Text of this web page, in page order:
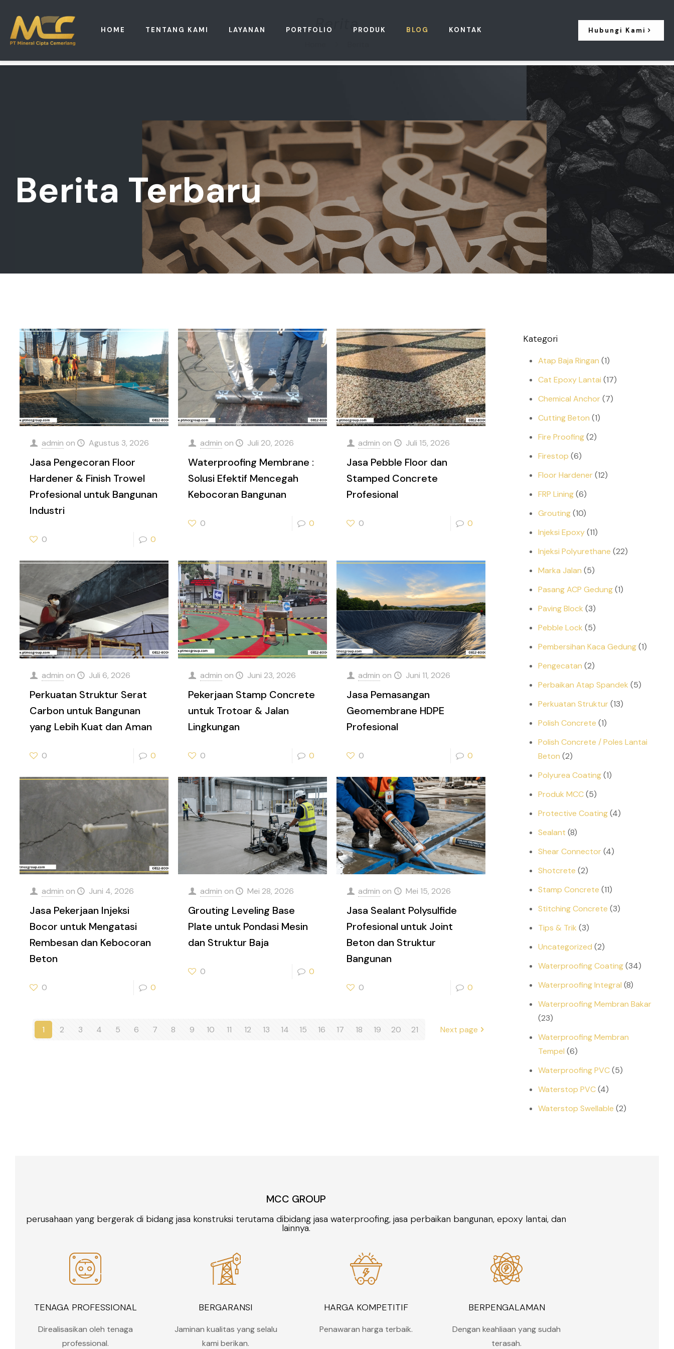
HOME TENTANG KAMI LAYANAN PORTFOLIO PRODUK BLOG KONTAK Hubungi Kami
Berita
Berita Terbaru
admin on Agustus 3, 2026
Jasa Pengecoran Floor
Hardener & Finish Trowel
Profesional untuk Bangunan
Industri
0 0
admin on Juli 20, 2026
Waterproofing Membrane :
Solusi Efektif Mencegah
Kebocoran Bangunan
0 0
admin on Juli 15, 2026
Jasa Pebble Floor dan
Stamped Concrete
Profesional
0 0
admin on Juli 6, 2026
Perkuatan Struktur Serat
Carbon untuk Bangunan
yang Lebih Kuat dan Aman
0 0
admin on Juni 23, 2026
Pekerjaan Stamp Concrete
untuk Trotoar & Jalan
Lingkungan
0 0
admin on Juni 11, 2026
Jasa Pemasangan
Geomembrane HDPE
Profesional
0 0
admin on Juni 4, 2026
Jasa Pekerjaan Injeksi
Bocor untuk Mengatasi
Rembesan dan Kebocoran
Beton
0 0
admin on Mei 28, 2026
Grouting Leveling Base
Plate untuk Pondasi Mesin
dan Struktur Baja
0 0
admin on Mei 15, 2026
Jasa Sealant Polysulfide
Profesional untuk Joint
Beton dan Struktur
Bangunan
0 0
1 2 3 4 5 6 7 8 9 10 11 12 13 14 15 16 17 18 19 20 21 Next page
Kategori
Atap Baja Ringan (1)
Cat Epoxy Lantai (17)
Chemical Anchor(7)
Cutting Beton (1)
Fire Proofing(2)
Firestop (6)
Floor Hardener(12)
FRP Lining(6)
Grouting(10)
Injeksi Epoxy(11)
Injeksi Polyurethane (22)
Marka Jalan (5)
Pasang ACP Gedung(1)
Paving Block (3)
Pebble Lock (5)
Pembersihan Kaca Gedung(1)
Pengecatan (2)
Perbaikan Atap Spandek (5)
Perkuatan Struktur(13)
Polish Concrete (1)
Polish Concrete / Poles Lantai
Beton (2)
Polyurea Coating(1)
Produk MCC(5)
Protective Coating(4)
Sealant (8)
Shear Connector(4)
Shotcrete (2)
Stamp Concrete (11)
Stitching Concrete (3)
Tips & Trik (3)
Uncategorized (2)
Waterproofing Coating(34)
Waterproofing Integral (8)
Waterproofing Membran Bakar
(23)
Waterproofing Membran
Tempel (6)
Waterproofing PVC(5)
Waterstop PVC(4)
Waterstop Swellable (2)
MCC GROUP
perusahaan yang bergerak di bidang jasa konstruksi terutama dibidang jasa waterproofing, jasa perbaikan bangunan, epoxy lantai, dan
lainnya.
TENAGA PROFESSIONAL
Direalisasikan oleh tenaga
professional.
BERGARANSI
Jaminan kualitas yang selalu
kami berikan.
HARGA KOMPETITIF
Penawaran harga terbaik.
BERPENGALAMAN
Dengan keahliaan yang sudah
terasah.